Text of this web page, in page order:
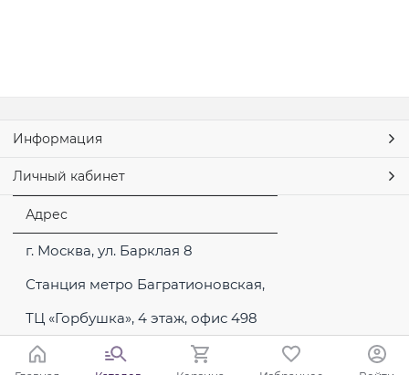
Информация
Личный кабинет
Адрес
г. Москва, ул. Барклая 8
Станция метро Багратионовская,
ТЦ «Горбушка», 4 этаж, офис 498